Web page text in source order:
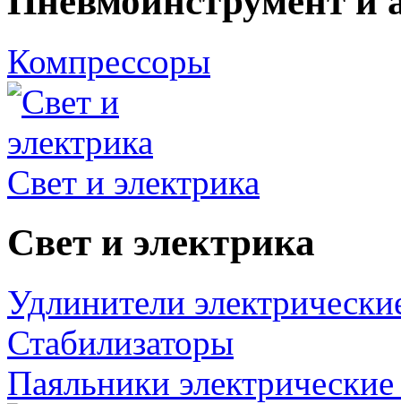
Компрессоры
Свет и электрика
Свет и электрика
Удлинители
Стабилизаторы
Паяльники